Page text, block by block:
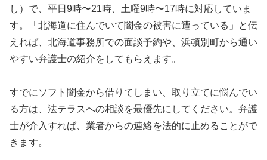
し）で、平日9時〜21時、土曜9時〜17時に対応していま
す。「北海道に住んでいて闇金の被害に遭っている」と伝
えれば、北海道事務所での面談予約や、浜頓別町から通い
やすい弁護士の紹介をしてもらえます。
すでにソフト闇金から借りてしまい、取り立てに悩んでい
る方は、法テラスへの相談を最優先にしてください。弁護
士が介入すれば、業者からの連絡を法的に止めることがで
きます。